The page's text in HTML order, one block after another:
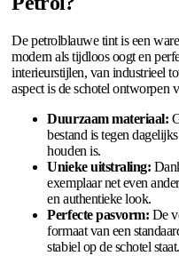
De petrolblauwe tint is een
modern als tijdloos oogt en
interieurstijlen, van industrieel
aspect is de schotel ontworpen
Duurzaam materiaal:
bestand is tegen
houden is.
Unieke uitstraling:
exemplaar net even
en authentieke look.
Perfecte pasvorm: De
formaat van een
stabiel op de schotel staat.